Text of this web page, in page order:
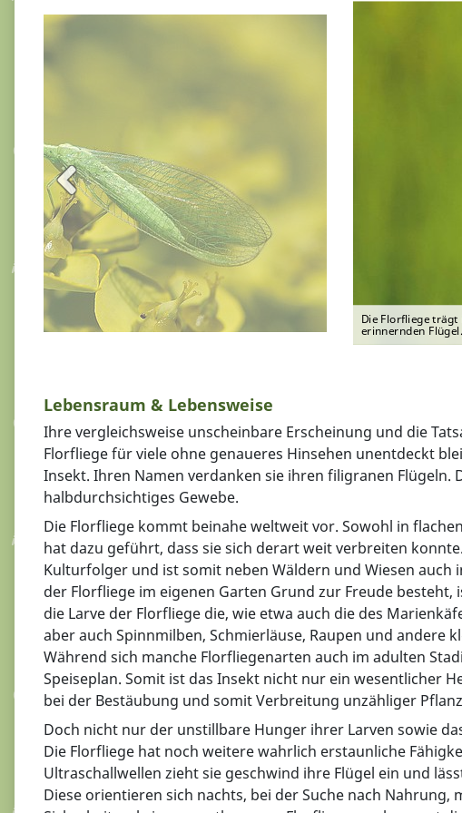
Die Florfliege trägt
erinnernden Flügel.
Lebensraum & Lebensweise
Ihre vergleichsweise unscheinbare Erscheinung und die
Florfliege für viele ohne genaueres Hinsehen unentdeckt
Insekt. Ihren Namen verdanken sie ihren filigranen
halbdurchsichtiges Gewebe.
Die Florfliege kommt beinahe weltweit vor. Sowohl in
hat dazu geführt, dass sie sich derart weit verbreiten
Kulturfolger und ist somit neben Wäldern und Wiesen
der Florfliege im eigenen Garten Grund zur Freude
die Larve der Florfliege die, wie etwa auch die des
aber auch Spinnmilben, Schmierläuse, Raupen und andere
Während sich manche Florfliegenarten auch im adulten
Speiseplan. Somit ist das Insekt nicht nur ein wesentlicher
bei der Bestäubung und somit Verbreitung unzähliger
Doch nicht nur der unstillbare Hunger ihrer Larven sowie
Die Florfliege hat noch weitere wahrlich erstaunliche
Ultraschallwellen zieht sie geschwind ihre Flügel ein und
Diese orientieren sich nachts, bei der Suche nach